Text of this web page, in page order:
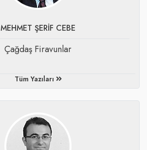
MEHMET ŞERİF CEBE
​Çağdaş Firavunlar
Tüm Yazıları